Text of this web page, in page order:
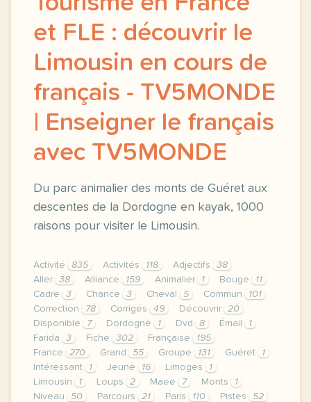
et FLE : découvrir le
Limousin en cours de
français - TV5MONDE
| Enseigner le français
avec TV5MONDE
Du parc animalier des monts de Guéret aux
descentes de la Dordogne en kayak, 1000
raisons pour visiter le Limousin.
Activité 835 Activités 118 Adjectifs
38
Aller
38 Alliance 159 Animalier 1 Bouge
11
Cadre
3 Chance 3 Cheval 5 Commun
101
Correction
78 Corrigés 49 Découvrir
20
Disponible
7 Dordogne 1 Dvd 8 Émail
1
Farida
3 Fiche 302 Française
195
France
270 Grand 55 Groupe 131 Guéret
1
Intéressant
1 Jeune 16 Limoges
1
Limousin
1 Loups 2 Maee 7 Monts
1
Niveau
50 Parcours 21 Paris 110 Pistes
52